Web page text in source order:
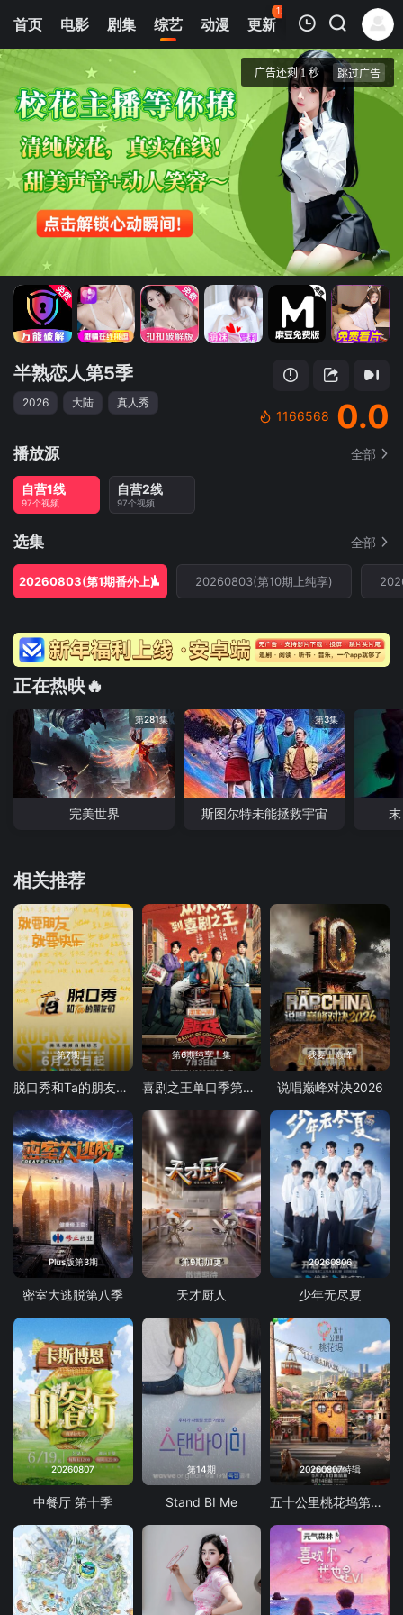
首页 电影 剧集 综艺 动漫 更新
121
热榜 APP
我的观影记录
20260803(第1期番外上)
半熟恋人第5季
清空
半熟恋人第5季
2026 大陆 真人秀
1166568 0.0
播放源 全部
自营1线
97个视频
自营2线
97个视频
选集 全部
20260803(第1期番外上) 20260803(第10期上纯享)
正在热映🔥
第281集
完美世界
第3集
斯图尔特未能拯救宇宙
相关推荐
第7期上
脱口秀和Ta的朋友们 第三季
第6期纯享上集
喜剧之王单口季第三季
我要上巅峰
说唱巅峰对决2026
Plus版第3期
密室大逃脱第八季
第9期加更
天才厨人
20260806
少年无尽夏
20260807
中餐厅 第十季
第14期
Stand BI Me
20260807特辑
五十公里桃花坞第6季